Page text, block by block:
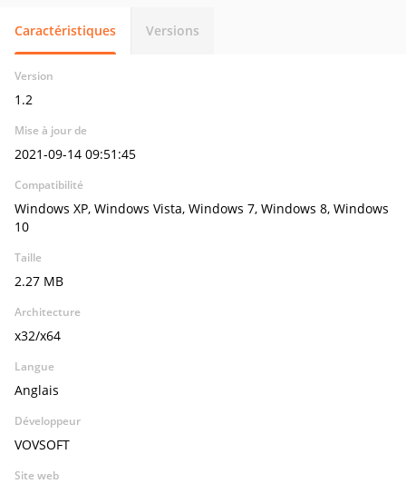
Caractéristiques Versions
Version
1.2
Mise à jour de
2021-09-14 09:51:45
Compatibilité
Windows XP, Windows Vista, Windows 7, Windows 8, Windows
10
Taille
2.27 MB
Architecture
x32/x64
Langue
Anglais
Développeur
VOVSOFT
Site web